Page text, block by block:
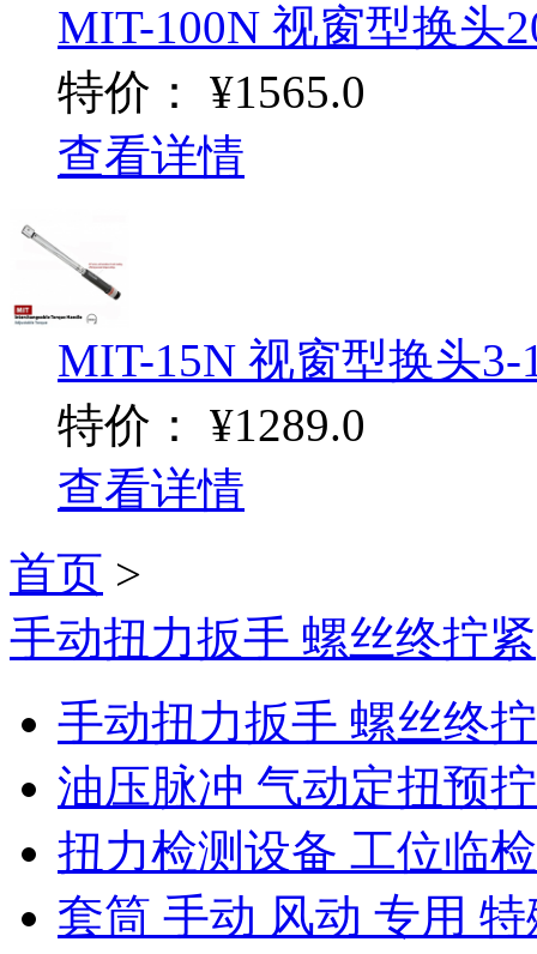
MIT-100N 视窗型换头
特价：
¥1565.0
查看详情
MIT-15N 视窗型换头3-
特价：
¥1289.0
查看详情
首页 >
手动扭力扳手 螺丝终拧紧
手动扭力扳手 螺丝终
油压脉冲 气动定扭预
扭力检测设备 工位临
套筒 手动 风动 专用 特